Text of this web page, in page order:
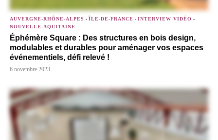
AUVERGNE-RHÔNE-ALPES - ÎLE-DE-FRANCE - INTERVIEW VIDÉO -
NOUVELLE-AQUITAINE
Éphémère Square : Des structures en bois design,
modulables et durables pour aménager vos espaces
événementiels, défi relevé !
6 novembre 2023